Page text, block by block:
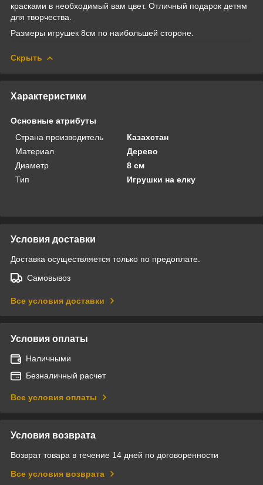
красками в необходимый вам цвет. Отличный подарок детям
для творчества.
Размеры игрушек 8см по наибольшей стороне.
Скрыть
Характеристики
Основные атрибуты
Страна производитель
Казахстан
Материал
Дерево
Диаметр
8 см
Тип
Игрушки на елку
Условия доставки
Доставка осуществляется только по предоплате.
Самовывоз
Все условия доставки
Условия оплаты
Наличными
Безналичный расчет
Все условия оплаты
Условия возврата
Возврат товара в течение 14 дней по договоренности
Все условия возврата